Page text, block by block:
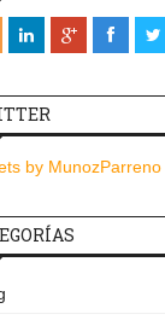
by MunozParreno